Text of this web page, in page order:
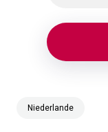
Niederlande